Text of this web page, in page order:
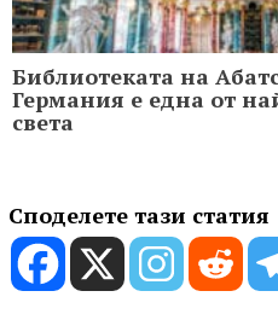
Библиотеката на
Германия е една от
света
Споделете тази статия